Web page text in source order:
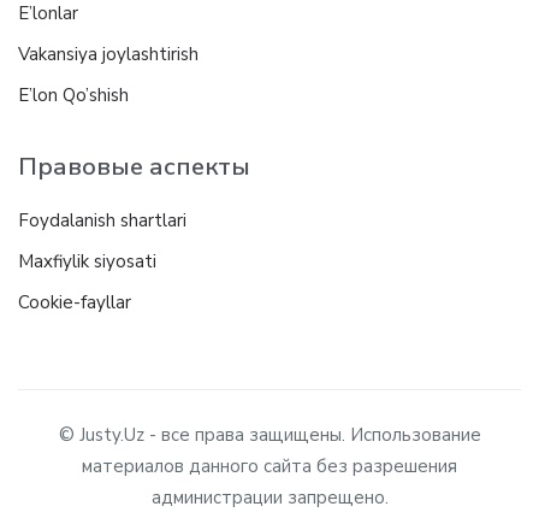
E’lonlar
Vakansiya joylashtirish
E’lon Qo’shish
Правовые аспекты
Foydalanish shartlari
Maxfiylik siyosati
Cookie-fayllar
© Justy.Uz - все права защищены. Использование
материалов данного сайта без разрешения
администрации запрещено.